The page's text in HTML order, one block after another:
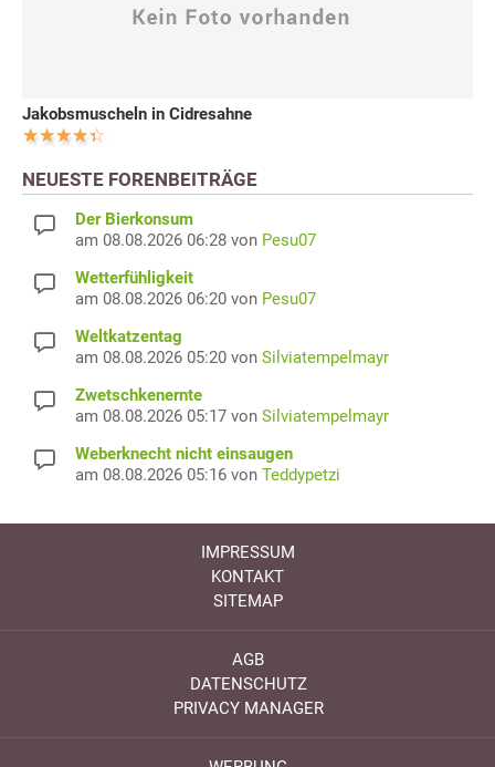
Jakobsmuscheln in Cidresahne
NEUESTE FORENBEITRÄGE
Der Bierkonsum
am 08.08.2026 06:28 von Pesu07
Wetterfühligkeit
am 08.08.2026 06:20 von Pesu07
Weltkatzentag
am 08.08.2026 05:20 von Silviatempelmayr
Zwetschkenernte
am 08.08.2026 05:17 von Silviatempelmayr
Weberknecht nicht einsaugen
am 08.08.2026 05:16 von Teddypetzi
IMPRESSUM
KONTAKT
SITEMAP
AGB
DATENSCHUTZ
PRIVACY MANAGER